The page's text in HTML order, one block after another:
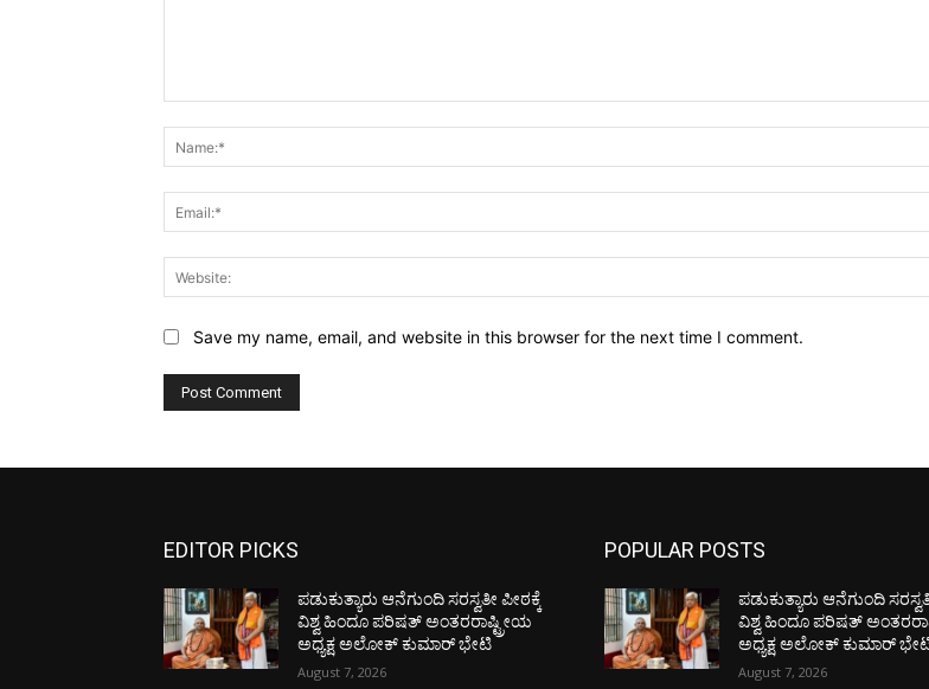
Save my name, email, and website in this browser for the next time I comment.
EDITOR PICKS
ಪಡುಕುತ್ಯಾರು ಆನೆಗುಂದಿ ಸರಸ್ವತೀ ಪೀಠಕ್ಕೆ
ವಿಶ್ವ ಹಿಂದೂ ಪರಿಷತ್ ಅಂತರರಾಷ್ಟ್ರೀಯ
ಅಧ್ಯಕ್ಷ ಅಲೋಕ್ ಕುಮಾರ್ ಭೇಟಿ
August 7, 2026
POPULAR POSTS
ಪಡುಕುತ್ಯಾರು ಆನೆಗುಂದಿ
ವಿಶ್ವ ಹಿಂದೂ ಪರಿಷತ್
ಅಧ್ಯಕ್ಷ ಅಲೋಕ್ ಕುಮಾರ್
August 7, 2026